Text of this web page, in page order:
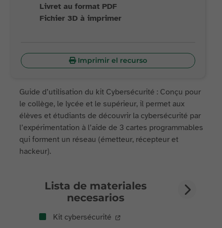
Livret au format PDF
Fichier 3D à imprimer
Imprimir el recurso
Guide d’utilisation du kit Cybersécurité : Conçu pour
le collège, le lycée et le supérieur, il permet aux
élèves et étudiants de découvrir la cybersécurité par
l’expérimentation à l’aide de 3 cartes programmables
qui forment un réseau (émetteur, récepteur et
hackeur).
Lista de materiales
necesarios
Kit cybersécurité